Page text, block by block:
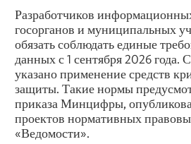
Разработчиков
госорганов и муниципальных
обязать соблюдать единые
данных с 1 сентября 2026 года.
указано применение средств
защиты. Такие нормы
приказа Минцифры,
проектов нормативных
«Ведомости».